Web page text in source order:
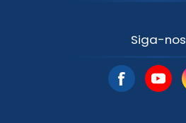
Siga-nos